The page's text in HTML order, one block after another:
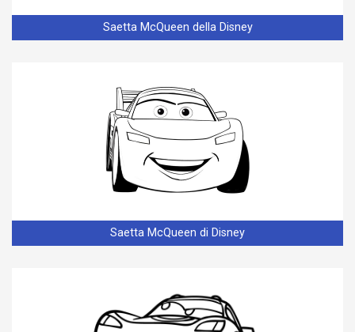
Saetta McQueen della Disney
Saetta McQueen di Disney